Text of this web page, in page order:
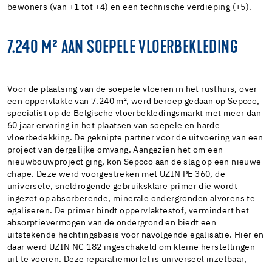
bewoners (van +1 tot +4) en een technische verdieping (+5).
7.240 M² AAN SOEPELE VLOERBEKLEDING
Voor de plaatsing van de soepele vloeren in het rusthuis, over
een oppervlakte van 7.240 m², werd beroep gedaan op Sepcco,
specialist op de Belgische vloerbekledingsmarkt met meer dan
60 jaar ervaring in het plaatsen van soepele en harde
vloerbedekking. De geknipte partner voor de uitvoering van een
project van dergelijke omvang. Aangezien het om een
nieuwbouwproject ging, kon Sepcco aan de slag op een nieuwe
chape. Deze werd voorgestreken met UZIN PE 360, de
universele, sneldrogende gebruiksklare primer die wordt
ingezet op absorberende, minerale ondergronden alvorens te
egaliseren. De primer bindt oppervlaktestof, vermindert het
absorptievermogen van de ondergrond en biedt een
uitstekende hechtingsbasis voor navolgende egalisatie. Hier en
daar werd UZIN NC 182 ingeschakeld om kleine herstellingen
uit te voeren. Deze reparatiemortel is universeel inzetbaar,